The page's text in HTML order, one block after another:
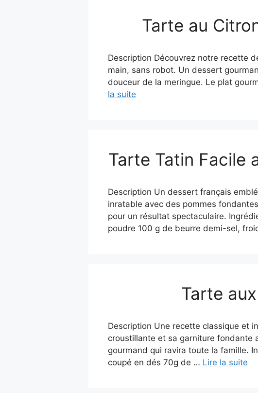
Tarte au
Description Découvrez notre recette
main, sans robot. Un dessert
douceur de la meringue. Le plat
la suite
Tarte Tatin Facile
Description Un dessert français
inratable avec des pommes
pour un résultat spectaculaire.
poudre 100 g de beurre demi-sel,
Tarte
Description Une recette classique et
croustillante et sa garniture fondante
gourmand qui ravira toute la famille.
coupé en dés 70g de … Lire la suite